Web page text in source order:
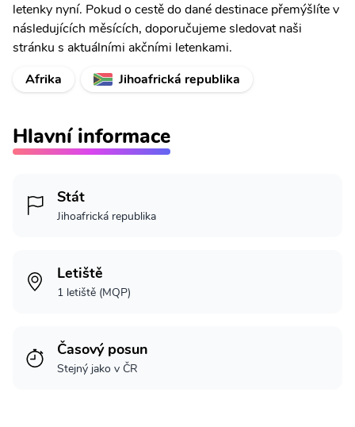
letenky nyní. Pokud o cestě do dané destinace přemýšlíte v
následujících měsících, doporučujeme sledovat naši
stránku s aktuálními akčními letenkami.
Afrika
Jihoafrická republika
Hlavní informace
Stát
Jihoafrická republika
Letiště
1 letiště (MQP)
Časový posun
Stejný jako v ČR